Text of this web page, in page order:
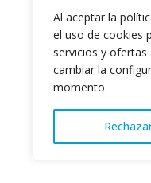
Al aceptar la
el uso de cookies
servicios y ofertas
cambiar la
momento.